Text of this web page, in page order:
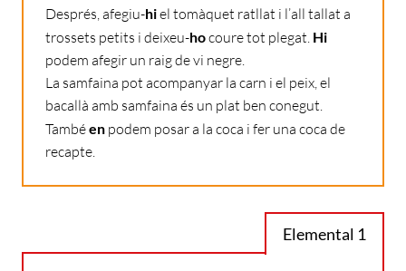
Després, afegiu-hiel tomàquet ratllat i l’all tallat a
trossets petits i deixeu-hocoure tot plegat. Hi
podem afegir un raig de vi negre.
La samfaina pot acompanyar la carn i el peix, el
bacallà amb samfaina és un plat ben conegut.
Tambéen podem posar a la coca i fer una coca de
recapte.
Elemental 1